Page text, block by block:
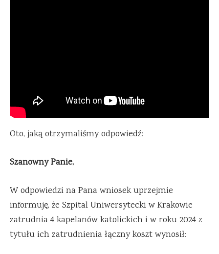
Oto, jaką otrzymaliśmy odpowiedź:
Szanowny Panie,
W odpowiedzi na Pana wniosek uprzejmie
informuję, że Szpital Uniwersytecki w Krakowie
zatrudnia 4 kapelanów katolickich i w roku 2024 z
tytułu ich zatrudnienia łączny koszt wynosił: